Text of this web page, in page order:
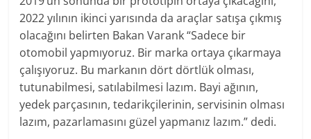
2022 yılının ikinci yarısında da araçlar satışa çıkmış
olacağını belirten Bakan Varank “Sadece bir
otomobil yapmıyoruz. Bir marka ortaya çıkarmaya
çalışıyoruz. Bu markanın dört dörtlük olması,
tutunabilmesi, satılabilmesi lazım. Bayi ağının,
yedek parçasının, tedarikçilerinin, servisinin olması
lazım, pazarlamasını güzel yapmanız lazım.” dedi.